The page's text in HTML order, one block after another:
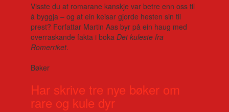
Visste du at romarane kanskje var betre enn oss til
å byggja – og at ein keisar gjorde hesten sin til
prest? Forfattar Martin Aas byr på ein haug med
overraskande fakta i boka Det kuleste fra
Romerriket.
Bøker
Har skrive tre nye bøker om
rare og kule dyr